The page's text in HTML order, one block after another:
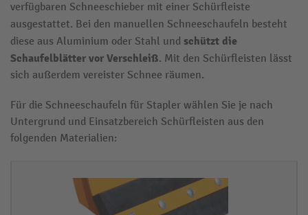
verfügbaren Schneeschieber mit einer Schürfleiste
ausgestattet. Bei den manuellen Schneeschaufeln besteht
diese aus Aluminium oder Stahl und schützt die
Schaufelblätter vor Verschleiß. Mit den Schürfleisten lässt
sich außerdem vereister Schnee räumen.
Für die Schneeschaufeln für Stapler wählen Sie je nach
Untergrund und Einsatzbereich Schürfleisten aus den
folgenden Materialien:
E